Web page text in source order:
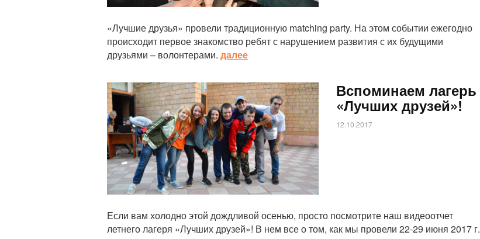
«Лучшие друзья» провели традиционную matching party. На этом событии ежегодно
происходит первое знакомство ребят с нарушением развития с их будущими
друзьями – волонтерами. далее
Статья Вспоминаем лагерь
«Лучших друзей»!
12.10.2017
Если вам холодно этой дождливой осенью, просто посмотрите наш видеоотчет
летнего лагеря «Лучших друзей»! В нем все о том, как мы провели 22-29 июня 2017 г.